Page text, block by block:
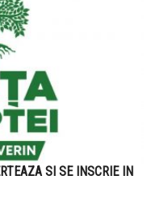
SI SE INSCRIE IN